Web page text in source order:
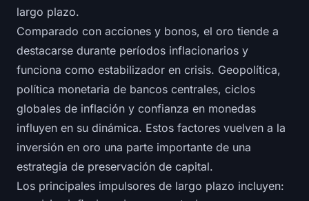
largo plazo.
Comparado con acciones y bonos, el oro tiende a
destacarse durante períodos inflacionarios y
funciona como estabilizador en crisis. Geopolítica,
política monetaria de bancos centrales, ciclos
globales de inflación y confianza en monedas
influyen en su dinámica. Estos factores vuelven a la
inversión en oro una parte importante de una
estrategia de preservación de capital.
Los principales impulsores de largo plazo incluyen: